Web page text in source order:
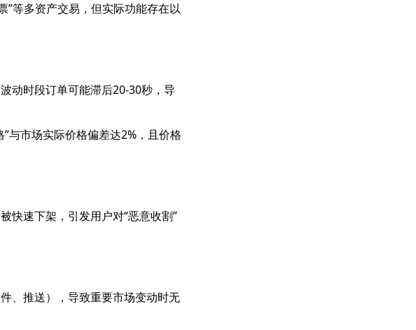
等多资产交易，但实际功能存在以
动时段订单可能滞后20-30秒，导
与市场实际价格偏差达2%，且价格
快速下架，引发用户对“恶意收割”
、推送），导致重要市场变动时无